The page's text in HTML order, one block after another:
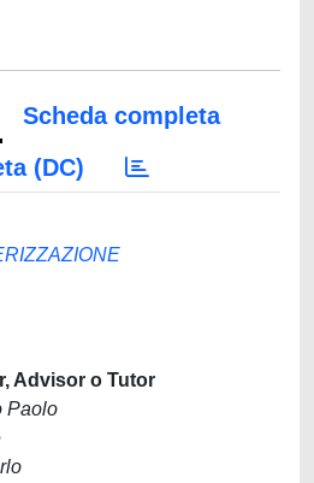
Scheda completa
(DC)
Advisor o Tutor
Paolo